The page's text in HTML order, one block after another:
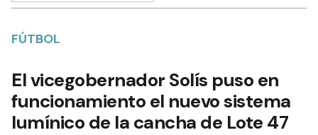
FÚTBOL
El vicegobernador Solís puso en
funcionamiento el nuevo sistema
lumínico de la cancha de Lote 47